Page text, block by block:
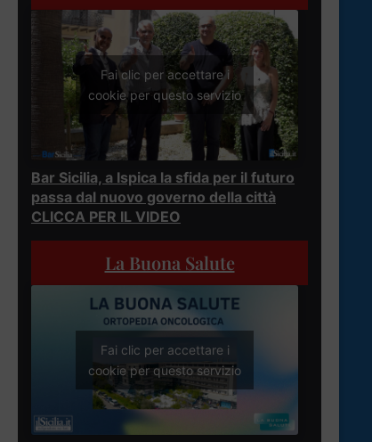
Fai clic per accettare i
cookie per questo servizio
Bar Sicilia, a Ispica la sfida per il futuro
passa dal nuovo governo della città
CLICCA PER IL VIDEO
La Buona Salute
Fai clic per accettare i
cookie per questo servizio